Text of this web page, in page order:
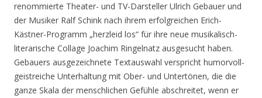
renommierte Theater- und TV-Darsteller Ulrich Gebauer und
der Musiker Ralf Schink nach ihrem erfolgreichen Erich-
Kästner-Programm „herzleid los“ für ihre neue musikalisch-
literarische Collage Joachim Ringelnatz ausgesucht haben.
Gebauers ausgezeichnete Textauswahl verspricht humorvoll-
geistreiche Unterhaltung mit Ober- und Untertönen, die die
ganze Skala der menschlichen Gefühle abschreitet, wenn er